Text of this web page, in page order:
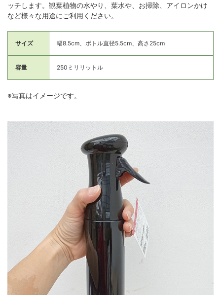
ッチします。観葉植物の水やり、葉水や、お掃除、アイロンかけ
など様々な用途にご利用ください。
サイズ 幅8.5cm、ボトル直径5.5cm、高さ25cm
容量 250ミリリットル
※写真はイメージです。